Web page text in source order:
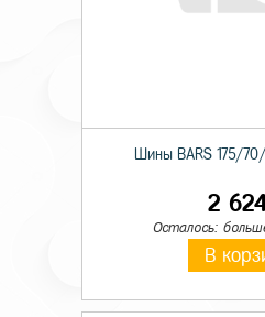
Шины BARS 175/
2
Осталось:
В